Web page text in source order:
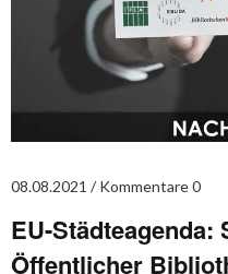
08.08.2021 Kommentare 0
EU-
Öffentlicher